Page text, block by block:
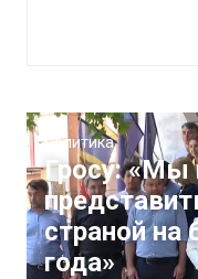
Политика
Гросу: «Мы
страной
года»